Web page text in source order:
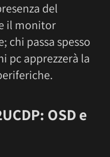
del
il monitor
chi passa spesso
pc apprezzerà la
OSD e